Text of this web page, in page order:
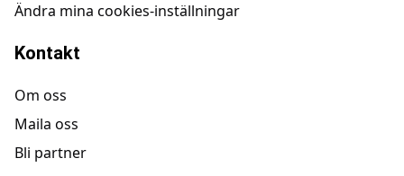
Ändra mina cookies-inställningar
Kontakt
Om oss
Maila oss
Bli partner